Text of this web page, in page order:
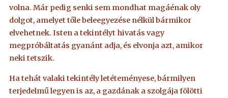
volna. Már pedig senki sem mondhat magáénak oly
dolgot, amelyet tőle beleegyezése nélkül bármikor
elvehetnek. Isten a tekintélyt hivatás vagy
megpróbáltatás gyanánt adja, és elvonja azt, amikor
neki tetszik.
Ha tehát valaki tekintély letéteményese, bármilyen
terjedelmű legyen is az, a gazdának a szolgája fölötti